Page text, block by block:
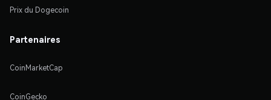
Prix du Dogecoin
Partenaires
CoinMarketCap
CoinGecko